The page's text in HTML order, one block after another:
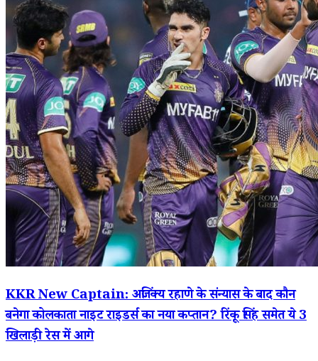
KKR New Captain: अजिंक्य रहाणे के संन्यास के बाद कौन
बनेगा कोलकाता नाइट राइडर्स का नया कप्तान? रिंकू सिंह समेत ये 3
खिलाड़ी रेस में आगे